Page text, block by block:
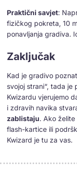
Praktični savjet:
fizičkog pokreta, 10
ponavljanja gradiva.
Zaključak
Kad je gradivo
svojoj strani“, tada
Kwizardu vjerujemo
i zdravih navika
zablistaju. Ako
flash-kartice ili
Kwizard je tu za vas.